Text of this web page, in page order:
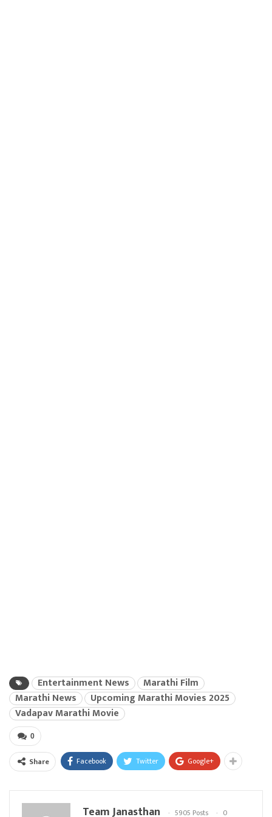
Entertainment News
Marathi Film
Marathi News
Upcoming Marathi Movies 2025
Vadapav Marathi Movie
0
Share Facebook Twitter Google+
Team Janasthan 5905 Posts 0